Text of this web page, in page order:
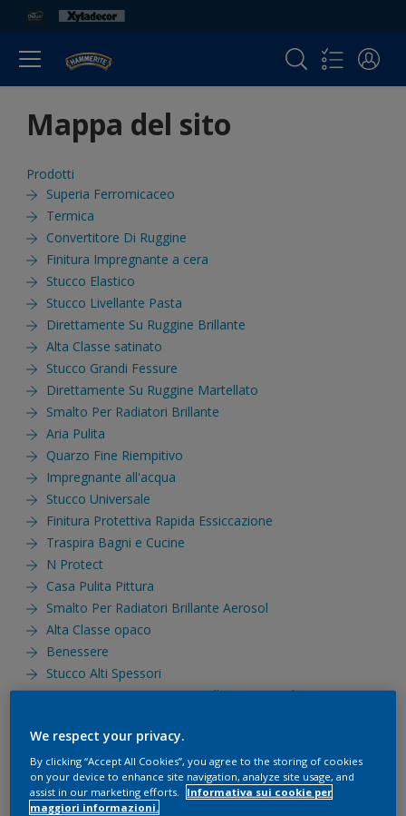
Mappa del sito
Prodotti
Superia Ferromicaceo
Termica
Convertitore Di Ruggine
Finitura Impregnante a cera
Stucco Elastico
Stucco Livellante Pasta
Direttamente Su Ruggine Brillante
Alta Classe satinato
Stucco Grandi Fessure
Direttamente Su Ruggine Martellato
Smalto Per Radiatori Brillante
Aria Pulita
Quarzo Fine Riempitivo
Impregnante all'acqua
Stucco Universale
Finitura Protettiva Rapida Essiccazione
Traspira Bagni e Cucine
N Protect
Casa Pulita Pittura
Smalto Per Radiatori Brillante Aerosol
Alta Classe opaco
Benessere
Stucco Alti Spessori
Direttamente Su Ruggine Brillante Aerosol
Benessere Tester
Stucco per Interni
Teak Oil
UV Max
We respect your privacy.
By clicking “Accept All Cookies”, you agree to the storing of cookies
on your device to enhance site navigation, analyze site usage, and
assist in our marketing efforts.
Informativa sui cookie per
maggiori informazioni.